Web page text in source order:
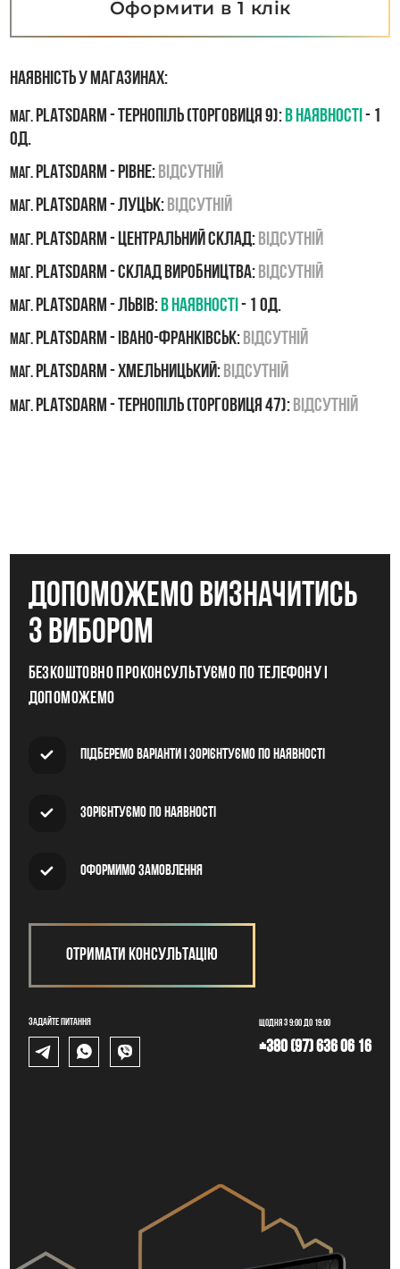
Оформити в 1 клік
Наявність у магазинах:
маг.PLATSDARM - Тернопіль (Торговиця 9):В наявності- 1
од.
маг.PLATSDARM - Рівне:Відсутній
маг.PLATSDARM - Луцьк:Відсутній
маг.PLATSDARM - Центральний склад:Відсутній
маг.PLATSDARM - Склад виробництва:Відсутній
маг.PLATSDARM - Львів:В наявності- 1 од.
маг.PLATSDARM - Івано-Франківськ:Відсутній
маг.PLATSDARM - Хмельницький:Відсутній
маг.PLATSDARM - Тернопіль (Торговиця 47): Відсутній
допоможемо визначитись
з вибором
Безкоштовно проконсультуємо по телефону і
допоможемо
Підберемо варіанти і зорієнтуємо по наявності
Зорієнтуємо по наявності
Оформимо замовлення
Отримати консультацію
Задайте питання Щодня з 9:00 до 19:00
+380 (97) 636 06 16